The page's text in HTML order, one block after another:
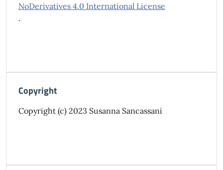
NoDerivatives 4.0 International License
.
Copyright
Copyright (c) 2023 Susanna Sancassani